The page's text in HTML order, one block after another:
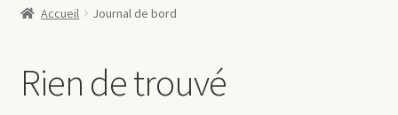
Notre mission
Accueil Journal de bord
Rien de trouvé